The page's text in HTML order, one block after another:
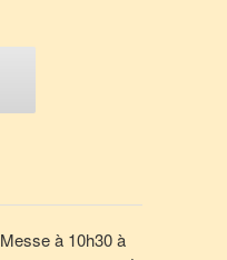
Messe à 10h30 à